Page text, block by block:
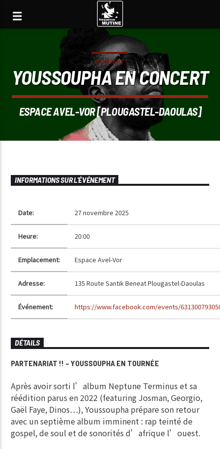
CONCERT
YOUSSOUPHA EN CONCERT
ESPACE AVEL-VOR [PLOUGASTEL-DAOULAS]
INFORMATIONS SUR L'ÉVÉNEMENT
Date: 27 novembre 2025
Heure: 20:00
Emplacement: Espace Avel-Vor
Adresse: 135 Route Santik Beneat Plougastel-Daoulas
Événement: https://www.facebook.com/events/
DÉTAILS
PARTENARIAT !! – YOUSSOUPHA EN TOURNÉE
Après avoir sorti l’album Neptune Terminus et sa
réédition parus en 2022 (featuring Josman, Georgio,
Gaël Faye, Dinos…), Youssoupha prépare son retour
avec un septième album imminent : rap teinté de
gospel, de soul et de sonorités d’afrique l’ouest.